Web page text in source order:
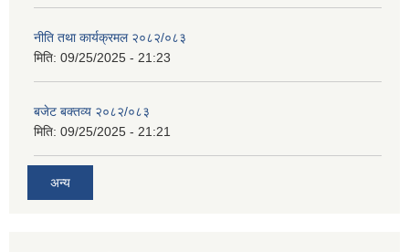
नीति तथा कार्यक्रमल २०८२/०८३
मिति: 09/25/2025 - 21:23
बजेट बक्तव्य २०८२/०८३
मिति: 09/25/2025 - 21:21
अन्य